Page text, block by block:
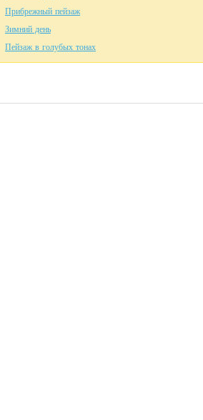
Прибрежный пейзаж
Зимний день
Пейзаж в голубых тонах